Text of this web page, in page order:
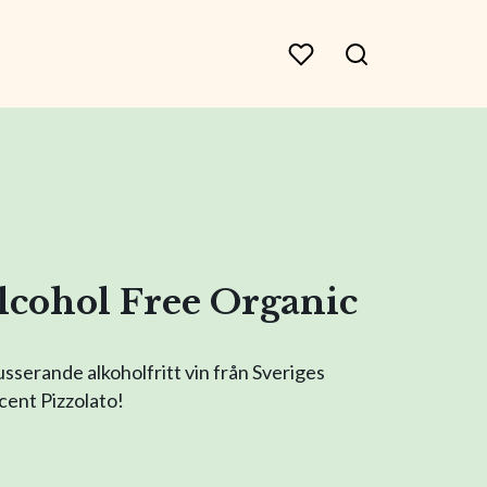
Free Organic
alkoholfritt vin från Sveriges
Pizzolato!